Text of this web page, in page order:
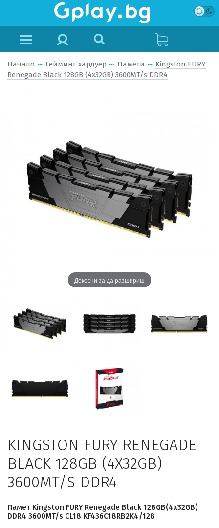
Начало Гейминг хардуер Памети
Kingston FURY
Renegade Black 128GB (4x32GB) 3600MT/s DDR4
Докосни за да разшириш
KINGSTON FURY RENEGADE
BLACK 128GB (4X32GB)
3600MT/S DDR4
Памет Kingston FURY Renegade Black 128GB(4x32GB)
DDR4 3600MT/s CL18 KF436C18RB2K4/128